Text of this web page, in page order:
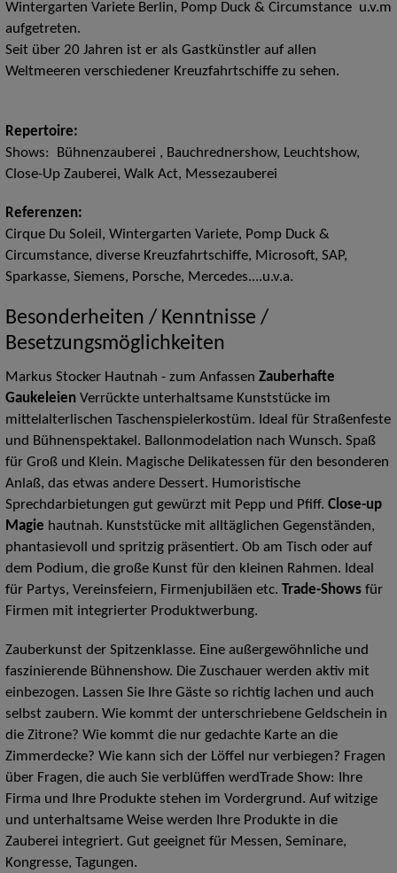
Wintergarten Variete Berlin, Pomp Duck & Circumstance u.v.m
aufgetreten.
Seit über 20 Jahren ist er als Gastkünstler auf allen
Weltmeeren verschiedener Kreuzfahrtschiffe zu sehen.
Repertoire:
Shows: Bühnenzauberei , Bauchrednershow, Leuchtshow,
Close-Up Zauberei, Walk Act, Messezauberei
Referenzen:
Cirque Du Soleil, Wintergarten Variete, Pomp Duck &
Circumstance, diverse Kreuzfahrtschiffe, Microsoft, SAP,
Sparkasse, Siemens, Porsche, Mercedes....u.v.a.
Besonderheiten / Kenntnisse /
Besetzungsmöglichkeiten
Markus Stocker Hautnah - zum Anfassen Zauberhafte
GaukeleienVerrückte unterhaltsame Kunststücke im
mittelalterlischen Taschenspielerkostüm. Ideal für Straßenfeste
und Bühnenspektakel. Ballonmodelation nach Wunsch. Spaß
für Groß und Klein. Magische Delikatessen für den besonderen
Anlaß, das etwas andere Dessert. Humoristische
Sprechdarbietungen gut gewürzt mit Pepp und Pfiff. Close-up
Magie hautnah. Kunststücke mit alltäglichen Gegenständen,
phantasievoll und spritzig präsentiert. Ob am Tisch oder auf
dem Podium, die große Kunst für den kleinen Rahmen. Ideal
für Partys, Vereinsfeiern, Firmenjubiläen etc. Trade-Showsfür
Firmen mit integrierter Produktwerbung.
Zauberkunst der Spitzenklasse. Eine außergewöhnliche und
faszinierende Bühnenshow. Die Zuschauer werden aktiv mit
einbezogen. Lassen Sie Ihre Gäste so richtig lachen und auch
selbst zaubern. Wie kommt der unterschriebene Geldschein in
die Zitrone? Wie kommt die nur gedachte Karte an die
Zimmerdecke? Wie kann sich der Löffel nur verbiegen? Fragen
über Fragen, die auch Sie verblüffen werdTrade Show: Ihre
Firma und Ihre Produkte stehen im Vordergrund. Auf witzige
und unterhaltsame Weise werden Ihre Produkte in die
Zauberei integriert. Gut geeignet für Messen, Seminare,
Kongresse, Tagungen.